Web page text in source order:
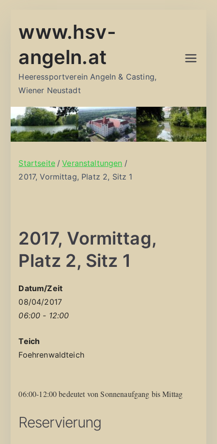
Inhalt
www.hsv-
angeln.at
Heeressportverein Angeln & Casting,
Wiener Neustadt
Startseite
Veranstaltungen
2017, Vormittag, Platz 2, Sitz 1
2017, Vormittag,
Platz 2, Sitz 1
Datum/Zeit
08/04/2017
06:00 - 12:00
Teich
Foehrenwaldteich
06:00-12:00 bedeutet von Sonnenaufgang bis Mittag
Reservierung